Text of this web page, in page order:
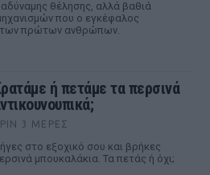
αδύναμης θέλησης, αλλά βαθιά
που ο εγκέφαλος
των πρώτων ανθρώπων.
ή πετάμε τα περσινά
3 ΜΈΡΕΣ
στο εξοχικό σου και βρήκες
μπουκαλάκια. Τα πετάς ή όχι;